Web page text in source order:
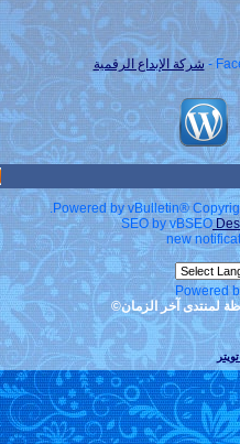
شركة الإبداع الرقمية
Powered by vBulletin®
SEO by vBSEO
new
Powered
لمنتدى آخر الزمان©